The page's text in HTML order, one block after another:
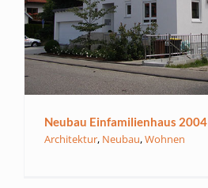
Neubau Einfamilienhaus 2004
Architektur, Neubau,Wohnen